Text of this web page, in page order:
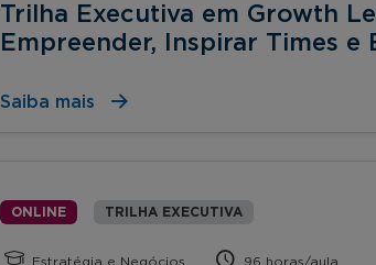
Trilha Executiva em Growth
Empreender, Inspirar Times e
Saiba mais
ONLINE TRILHA EXECUTIVA
Estratégia e Negócios 96 horas/aula